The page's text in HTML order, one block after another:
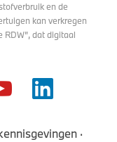
en de
kan verkregen
dat digitaal